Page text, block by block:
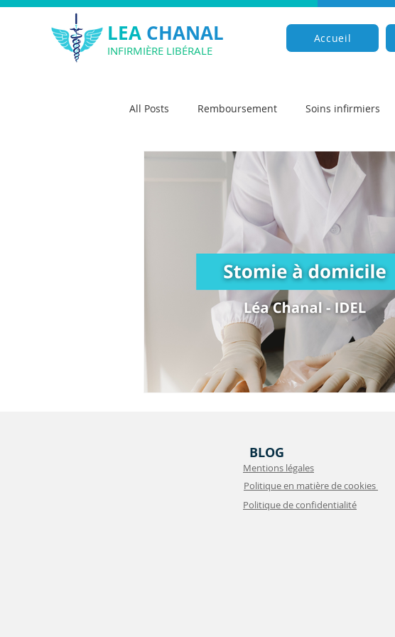
LEA CHANAL
INFIRMIÈRE LIBÉRALE
Accueil
All Posts Remboursement Soins infirmiers
BLOG
Mentions légales
Politique en matière de cookies
Politique de confidentialité